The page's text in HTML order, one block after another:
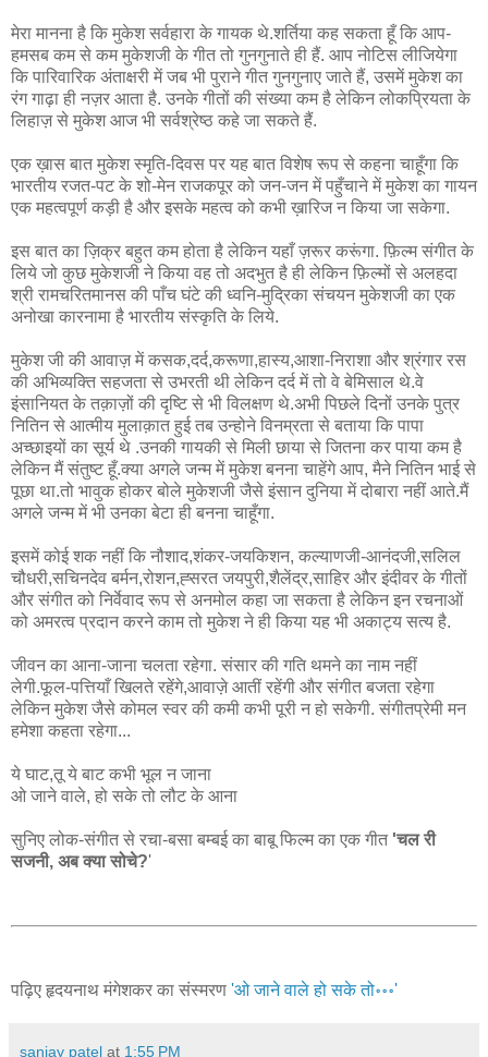
मेरा मानना है कि मुकेश सर्वहारा के गायक थे.शर्तिया कह सकता हूँ कि आप-
हमसब कम से कम मुकेशजी के गीत तो गुनगुनाते ही हैं. आप नोटिस लीजियेगा
कि पारिवारिक अंताक्षरी में जब भी पुराने गीत गुनगुनाए जाते हैं, उसमें मुकेश का
रंग गाढ़ा ही नज़र आता है. उनके गीतों की संख्या कम है लेकिन लोकप्रियता के
लिहाज़ से मुकेश आज भी सर्वश्रेष्ठ कहे जा सकते हैं.
एक ख़ास बात मुकेश स्मृति-दिवस पर यह बात विशेष रूप से कहना चाहूँगा कि
भारतीय रजत-पट के शो-मेन राजकपूर को जन-जन में पहुँचाने में मुकेश का गायन
एक महत्वपूर्ण कड़ी है और इसके महत्व को कभी ख़ारिज न किया जा सकेगा.
इस बात का ज़िक्र बहुत कम होता है लेकिन यहाँ ज़रूर करूंगा. फ़िल्म संगीत के
लिये जो कुछ मुकेशजी ने किया वह तो अदभुत है ही लेकिन फ़िल्मों से अलहदा
श्री रामचरितमानस की पाँच घंटे की ध्वनि-मुद्रिका संचयन मुकेशजी का एक
अनोखा कारनामा है भारतीय संस्कृति के लिये.
मुकेश जी की आवाज़ में कसक,दर्द,करूणा,हास्य,आशा-निराशा और श्रंगार रस
की अभिव्यक्ति सहजता से उभरती थी लेकिन दर्द में तो वे बेमिसाल थे.वे
इंसानियत के तक़ाज़ों की दृष्टि से भी विलक्षण थे.अभी पिछले दिनों उनके पुत्र
नितिन से आत्मीय मुलाक़ात हुई तब उन्होने विनम्रता से बताया कि पापा
अच्छाइयों का सूर्य थे .उनकी गायकी से मिली छाया से जितना कर पाया कम है
लेकिन मैं संतुष्ट हूँ.क्या अगले जन्म में मुकेश बनना चाहेंगे आप, मैने नितिन भाई से
पूछा था.तो भावुक होकर बोले मुकेशजी जैसे इंसान दुनिया में दोबारा नहीं आते.मैं
अगले जन्म में भी उनका बेटा ही बनना चाहूँगा.
इसमें कोई शक नहीं कि नौशाद,शंकर-जयकिशन, कल्याणजी-आनंदजी,सलिल
चौधरी,सचिनदेव बर्मन,रोशन,ह्सरत जयपुरी,शैलेंद्र,साहिर और इंदीवर के गीतों
और संगीत को निर्वेवाद रूप से अनमोल कहा जा सकता है लेकिन इन रचनाओं
को अमरत्व प्रदान करने काम तो मुकेश ने ही किया यह भी अकाट्य सत्य है.
जीवन का आना-जाना चलता रहेगा. संसार की गति थमने का नाम नहीं
लेगी.फूल-पत्तियाँ खिलते रहेंगे,आवाज़े आतीं रहेंगी और संगीत बजता रहेगा
लेकिन मुकेश जैसे कोमल स्वर की कमी कभी पूरी न हो सकेगी. संगीतप्रेमी मन
हमेशा कहता रहेगा...
ये घाट,तू ये बाट कभी भूल न जाना
ओ जाने वाले, हो सके तो लौट के आना
सुनिए लोक-संगीत से रचा-बसा बम्बई का बाबू फिल्म का एक गीत 'चल री
सजनी, अब क्या सोचे?'
पढ़िए हृदयनाथ मंगेशकर का संस्मरण 'ओ जाने वाले हो सके तो॰॰॰'
sanjay patel at 1:55 PM